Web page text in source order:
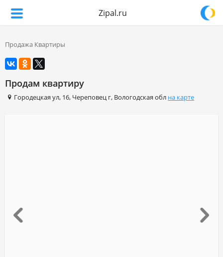
Zipal.ru
Продажа Квартиры
Продам квартиру
Городецкая ул, 16, Череповец г, Вологодская обл на карте